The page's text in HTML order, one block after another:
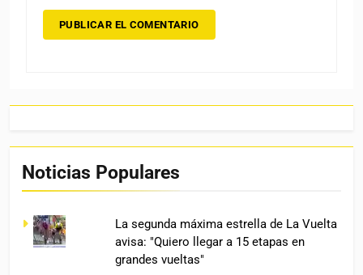
Noticias Populares
La segunda máxima estrella de La Vuelta
avisa: "Quiero llegar a 15 etapas en
grandes vueltas"